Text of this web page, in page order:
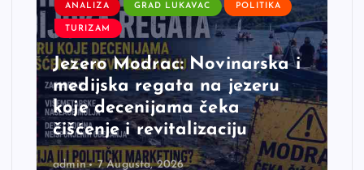
ANALIZA GRAD LUKAVAC
VJEROVALI ILI NE
Lukavačke krive linije postale
regionalna sprdnja: Ko će
odgovarati za katastrofalno
loše izvedene javne radove?
admin 7 Augusta, 2026